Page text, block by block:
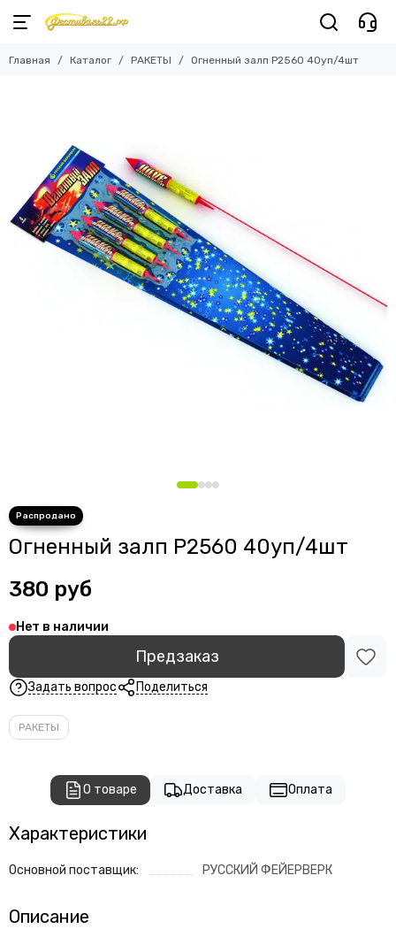
Главная Каталог РАКЕТЫ Огненный залп Р2560 40уп/4шт
Огненный залп Р2560 40уп/4шт
380 руб
Нет в наличии
Предзаказ
Задать вопрос Поделиться
РАКЕТЫ
О товаре Доставка Оплата
Характеристики
Основной поставщик: РУССКИЙ ФЕЙЕРВЕРК
Описание